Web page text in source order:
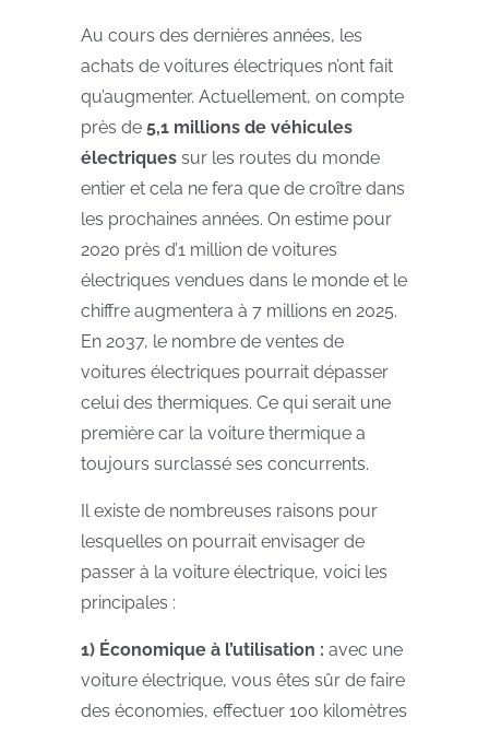
Au cours des dernières années, les
achats de voitures électriques n’ont fait
qu’augmenter. Actuellement, on compte
près de 5,1 millions de véhicules
électriques sur les routes du monde
entier et cela ne fera que de croître dans
les prochaines années. On estime pour
2020 près d’1 million de voitures
électriques vendues dans le monde et le
chiffre augmentera à 7 millions en 2025.
En 2037, le nombre de ventes de
voitures électriques pourrait dépasser
celui des thermiques. Ce qui serait une
première car la voiture thermique a
toujours surclassé ses concurrents.
Il existe de nombreuses raisons pour
lesquelles on pourrait envisager de
passer à la voiture électrique, voici les
principales :
1) Économique à l’utilisation : avec une
voiture électrique, vous êtes sûr de faire
des économies, effectuer 100 kilomètres